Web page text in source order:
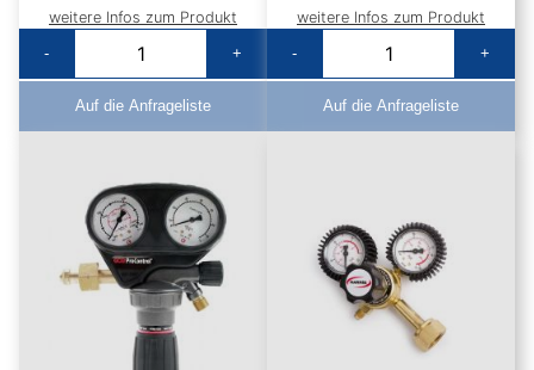
weitere Infos zum Produkt
-
+
Auf die Anfrageliste
weitere Infos zum Produkt
-
+
Auf die Anfrageliste